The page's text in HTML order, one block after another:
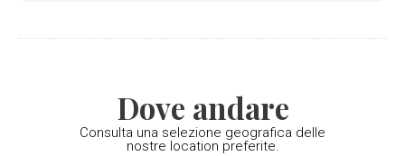
Dove andare
Consulta una selezione geografica delle
nostre location preferite.